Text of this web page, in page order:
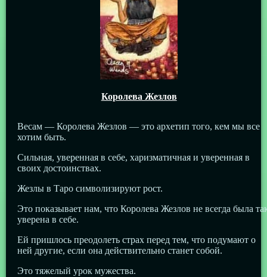
Королева Жезлов
Весам — Королева Жезлов — это архетип того, кем мы все
хотим быть.
Сильная, уверенная в себе, харизматичная и уверенная в
своих достоинствах.
Жезлы в Таро символизируют рост.
Это показывает нам, что Королева Жезлов не всегда была
уверена в себе.
Ей пришлось преодолеть страх перед тем, что подумают о
ней другие, если она действительно станет собой.
Это тяжелый урок мужества.